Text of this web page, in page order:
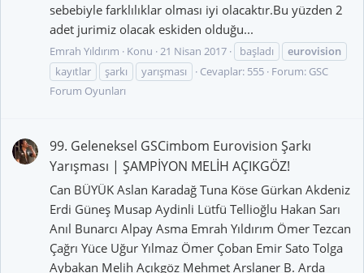
sebebiyle farklılıklar olması iyi olacaktır.Bu yüzden 2
adet jurimiz olacak eskiden olduğu...
Emrah Yıldırım Konu 21 Nisan 2017 başladı
eurovision
kayıtlar
şarkı yarışması Cevaplar: 555 Forum: GSC
Forum Oyunları
99. Geleneksel GSCimbom Eurovision Şarkı
Yarışması | ŞAMPİYON MELİH AÇIKGÖZ!
Can BÜYÜK Aslan Karadağ Tuna Köse Gürkan Akdeniz
Erdi Güneş Musap Aydinli Lütfü Tellioğlu Hakan Sarı
Anıl Bunarcı Alpay Asma Emrah Yıldırım Ömer Tezcan
Çağrı Yüce Uğur Yılmaz Ömer Çoban Emir Sato Tolga
Aybakan Melih Açıkgöz Mehmet Arslaner B. Arda